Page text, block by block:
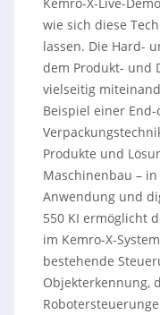
wie sich diese
lassen. Die Hard-
dem Produkt- und
vielseitig
Beispiel einer
Produkte und
Maschinenbau –
Anwendung und
550 KI ermöglicht
im Kemro-X-
bestehende
Objekterkennung,